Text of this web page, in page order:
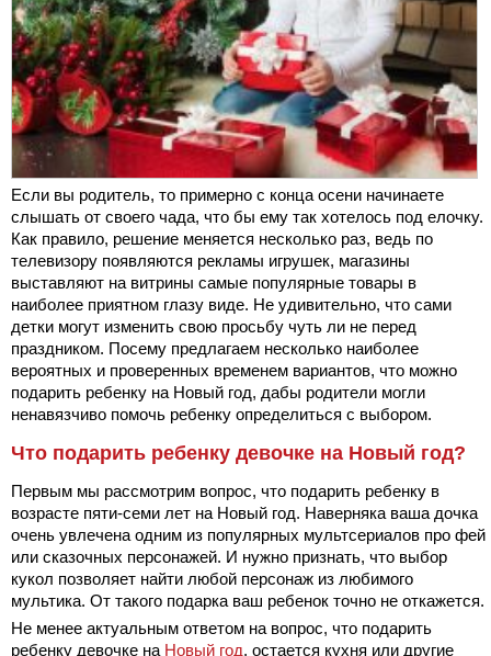
Если вы родитель, то примерно с конца осени начинаете
слышать от своего чада, что бы ему так хотелось под елочку.
Как правило, решение меняется несколько раз, ведь по
телевизору появляются рекламы игрушек, магазины
выставляют на витрины самые популярные товары в
наиболее приятном глазу виде. Не удивительно, что сами
детки могут изменить свою просьбу чуть ли не перед
праздником. Посему предлагаем несколько наиболее
вероятных и проверенных временем вариантов, что можно
подарить ребенку на Новый год, дабы родители могли
ненавязчиво помочь ребенку определиться с выбором.
Что подарить ребенку девочке на Новый год?
Первым мы рассмотрим вопрос, что подарить ребенку в
возрасте пяти-семи лет на Новый год. Наверняка ваша дочка
очень увлечена одним из популярных мультсериалов про фей
или сказочных персонажей. И нужно признать, что выбор
кукол позволяет найти любой персонаж из любимого
мультика. От такого подарка ваш ребенок точно не откажется.
Не менее актуальным ответом на вопрос, что подарить
ребенку девочке на Новый год, остается кухня или другие